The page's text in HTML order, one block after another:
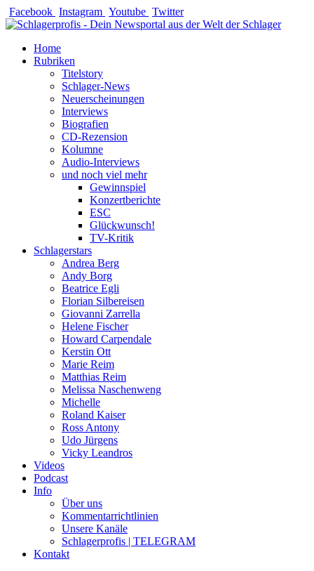
Zum
Inhalt
Facebook Instagram Youtube Twitter
Home
Rubriken
Titelstory
Schlager-News
Neuerscheinungen
Interviews
Biografien
CD-Rezension
Kolumne
Audio-Interviews
und noch viel mehr
Gewinnspiel
Konzertberichte
ESC
Glückwunsch!
TV-Kritik
Schlagerstars
Andrea Berg
Andy Borg
Beatrice Egli
Florian Silbereisen
Giovanni Zarrella
Helene Fischer
Howard Carpendale
Kerstin Ott
Marie Reim
Matthias Reim
Melissa Naschenweng
Michelle
Roland Kaiser
Ross Antony
Udo Jürgens
Vicky Leandros
Videos
Podcast
Info
Über uns
Kommentarrichtlinien
Unsere Kanäle
Schlagerprofis | TELEGRAM
Kontakt